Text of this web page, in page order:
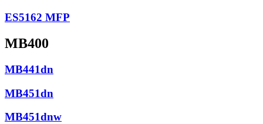
ES5162 MFP
MB400
MB441dn
MB451dn
MB451dnw